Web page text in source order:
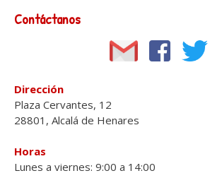
Contáctanos
Dirección
Plaza Cervantes, 12
28801, Alcalá de Henares
Horas
Lunes a viernes: 9:00 a 14:00